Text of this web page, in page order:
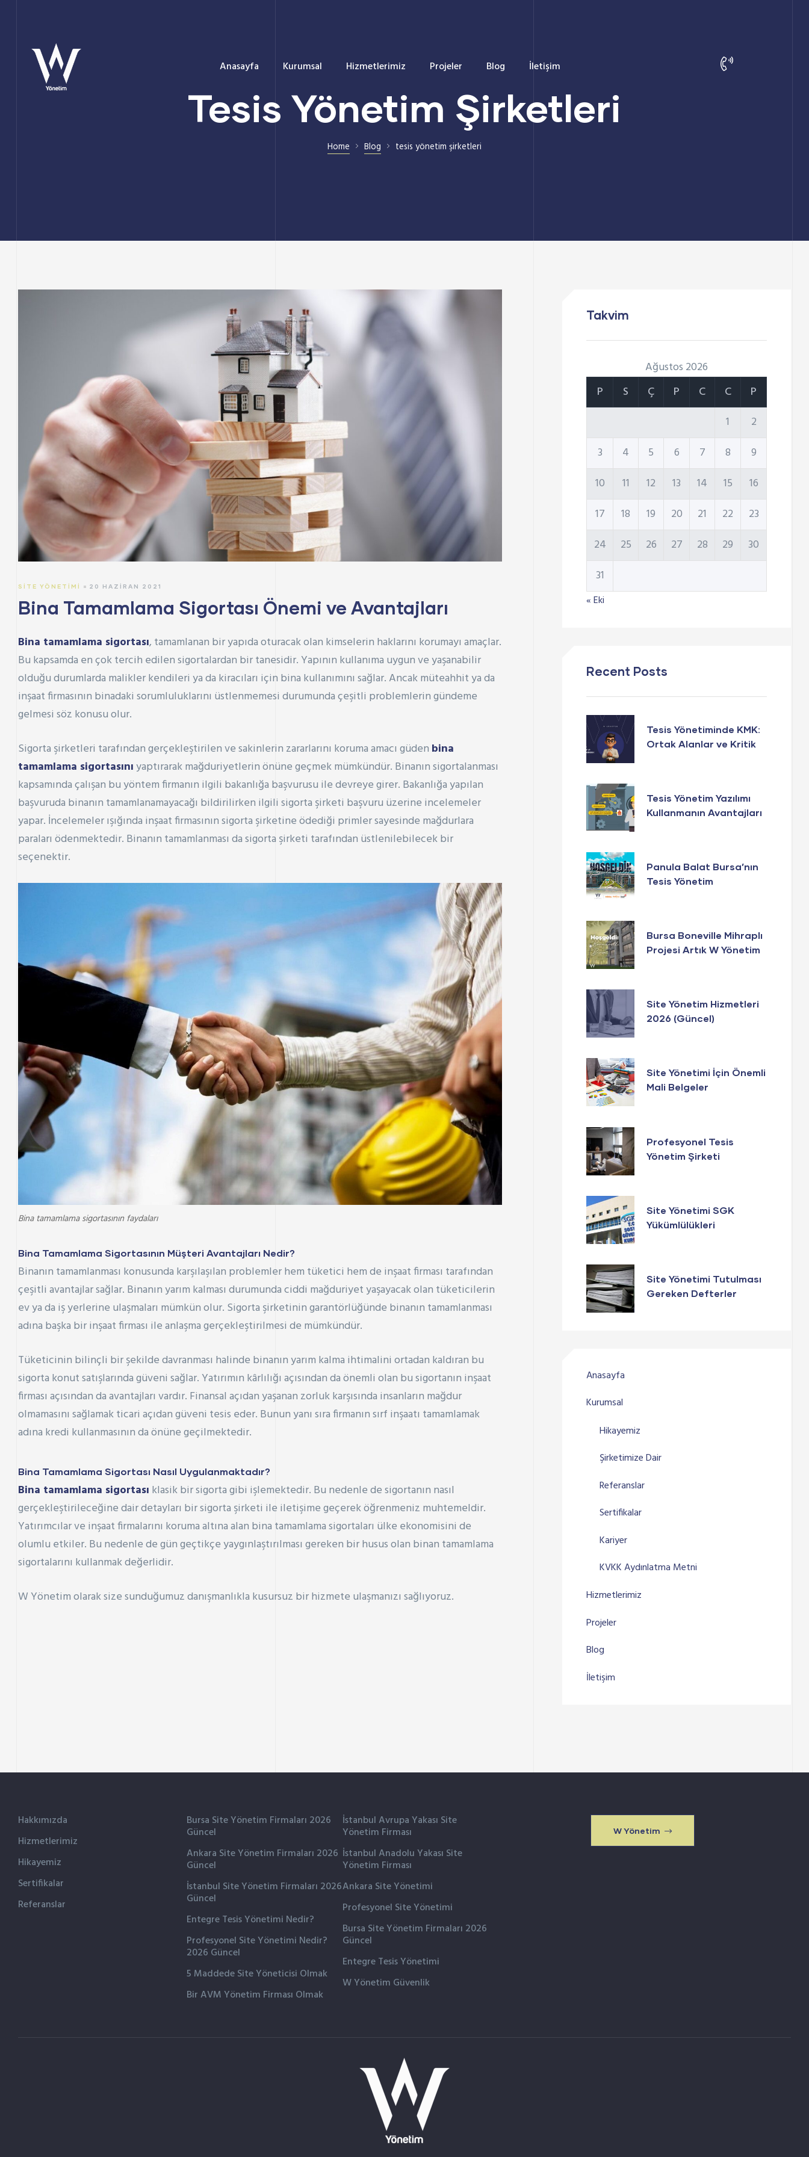
Anasayfa Kurumsal Hizmetlerimiz Projeler Blog İletişim
Tesis Yönetim Şirketleri
Home Blog tesis yönetim şirketleri
SITE YÖNETIMI 20 HAZIRAN 2021
Bina Tamamlama Sigortası Önemi ve Avantajları
Bina tamamlama sigortası, tamamlanan bir yapıda oturacak olan kimselerin haklarını korumayı amaçlar.
Bu kapsamda en çok tercih edilen sigortalardan bir tanesidir. Yapının kullanıma uygun ve yaşanabilir
olduğu durumlarda malikler kendileri ya da kiracıları için bina kullanımını sağlar. Ancak müteahhit ya da
inşaat firmasının binadaki sorumluluklarını üstlenmemesi durumunda çeşitli problemlerin gündeme
gelmesi söz konusu olur.
Sigorta şirketleri tarafından gerçekleştirilen ve sakinlerin zararlarını koruma amacı güden bina
tamamlama sigortasınıyaptırarak mağduriyetlerin önüne geçmek mümkündür. Binanın sigortalanması
kapsamında çalışan bu yöntem firmanın ilgili bakanlığa başvurusu ile devreye girer. Bakanlığa yapılan
başvuruda binanın tamamlanamayacağı bildirilirken ilgili sigorta şirketi başvuru üzerine incelemeler
yapar. İncelemeler ışığında inşaat firmasının sigorta şirketine ödediği primler sayesinde mağdurlara
paraları ödenmektedir. Binanın tamamlanması da sigorta şirketi tarafından üstlenilebilecek bir
seçenektir.
Bina tamamlama sigortasının faydaları
Bina Tamamlama Sigortasının Müşteri Avantajları Nedir?
Binanın tamamlanması konusunda karşılaşılan problemler hem tüketici hem de inşaat firması tarafından
çeşitli avantajlar sağlar. Binanın yarım kalması durumunda ciddi mağduriyet yaşayacak olan tüketicilerin
ev ya da iş yerlerine ulaşmaları mümkün olur. Sigorta şirketinin garantörlüğünde binanın tamamlanması
adına başka bir inşaat firması ile anlaşma gerçekleştirilmesi de mümkündür.
Tüketicinin bilinçli bir şekilde davranması halinde binanın yarım kalma ihtimalini ortadan kaldıran bu
sigorta konutsatışlarında güveni sağlar. Yatırımın kârlılığı açısından da önemli olan bu sigortanın inşaat
firması açısından da avantajları vardır. Finansal açıdan yaşanan zorluk karşısında insanların mağdur
olmamasını sağlamak ticari açıdan güveni tesis eder. Bunun yanı sıra firmanın sırf inşaatı tamamlamak
adına kredi kullanmasının da önüne geçilmektedir.
Bina Tamamlama Sigortası Nasıl Uygulanmaktadır?
Bina tamamlama sigortası klasik bir sigorta gibi işlemektedir. Bu nedenle de sigortanın nasıl
gerçekleştirileceğine dair detayları bir sigorta şirketi ile iletişime geçerek öğrenmeniz muhtemeldir.
Yatırımcılar ve inşaat firmalarını koruma altına alan bina tamamlama sigortaları ülke ekonomisini de
olumlu etkiler. Bu nedenle de gün geçtikçe yaygınlaştırılması gereken bir husus olan binan tamamlama
sigortalarını kullanmak değerlidir.
W Yönetim olarak size sunduğumuz danışmanlıkla kusursuz bir hizmete ulaşmanızı sağlıyoruz.
Takvim
Ağustos 2026
P
S Ç P C C
P
1
2
3
4 5 6 7 8
9
10
11 12 13 14 15
16
17
18 19 20 21 22
23
24
25 26 27 28 29
30
31
« Eki
Recent Posts
Tesis Yönetiminde KMK:
Ortak Alanlar ve Kritik
Tesis Yönetim Yazılımı
Kullanmanın Avantajları
Panula Balat Bursa’nın
Tesis Yönetim
Bursa Boneville Mihraplı
Projesi Artık W Yönetim
Site Yönetim Hizmetleri
2026 (Güncel)
Site Yönetimi İçin Önemli
Mali Belgeler
Profesyonel Tesis
Yönetim Şirketi
Site Yönetimi SGK
Yükümlülükleri
Site Yönetimi Tutulması
Gereken Defterler
Anasayfa
Kurumsal
Hikayemiz
Şirketimize Dair
Referanslar
Sertifikalar
Kariyer
KVKK Aydınlatma Metni
Hizmetlerimiz
Projeler
Blog
İletişim
Hakkımızda
Hizmetlerimiz
Hikayemiz
Sertifikalar
Referanslar
Bursa Site Yönetim Firmaları 2026
Güncel
Ankara Site Yönetim Firmaları 2026
Güncel
İstanbul Site Yönetim Firmaları 2026
Güncel
Entegre Tesis Yönetimi Nedir?
Profesyonel Site Yönetimi Nedir?
2026 Güncel
5 Maddede Site Yöneticisi Olmak
Bir AVM Yönetim Firması Olmak
İstanbul Avrupa Yakası Site
Yönetim Firması
İstanbul Anadolu Yakası Site
Yönetim Firması
Ankara Site Yönetimi
Profesyonel Site Yönetimi
Bursa Site Yönetim Firmaları 2026
Güncel
Entegre Tesis Yönetimi
W Yönetim Güvenlik
W Yönetim